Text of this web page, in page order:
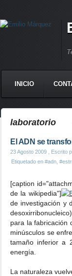
INICIO
laboratorio
El ADN se
23 Agosto 2009 , Escrito
Etiquetado en #adn
[caption
de la wikipedia"]
de investigación y
para la fabricación
minúsculos se
tamaño inferior a
energía.
La naturaleza